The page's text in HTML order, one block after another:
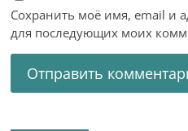
Сохранить моё имя, email и
для последующих моих